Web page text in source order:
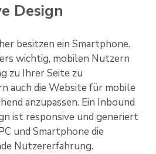
Design
besitzen ein Smartphone.
wichtig, mobilen Nutzern
zu Ihrer Seite zu
auch die Website für mobile
anzupassen. Ein Inbound
ist responsive und generiert
und Smartphone die
Nutzererfahrung.